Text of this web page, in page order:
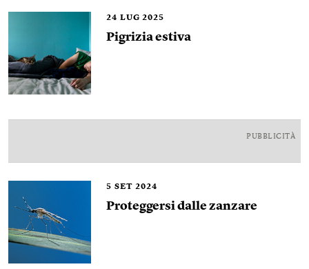
24 LUG 2025
Pigrizia estiva
PUBBLICITÀ
5 SET 2024
Proteggersi dalle zanzare